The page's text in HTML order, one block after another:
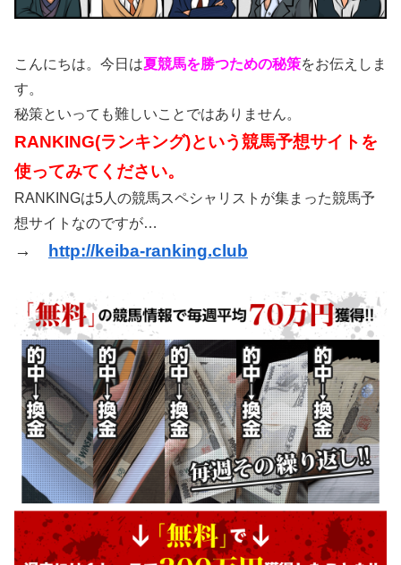
こんにちは。今日は夏競馬を勝つための秘策をお伝えしま
す。
秘策といっても難しいことではありません。
RANKING(ランキング)という競馬予想サイトを
使ってみてください。
RANKINGは5人の競馬スペシャリストが集まった競馬予
想サイトなのですが…
→ http://keiba-ranking.club